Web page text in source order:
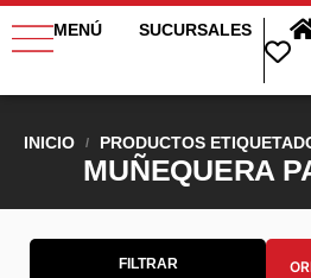
MENÚ SUCURSALES
INICIO / PRODUCTOS ETIQUETADOS
MUÑEQUERA
FILTRAR